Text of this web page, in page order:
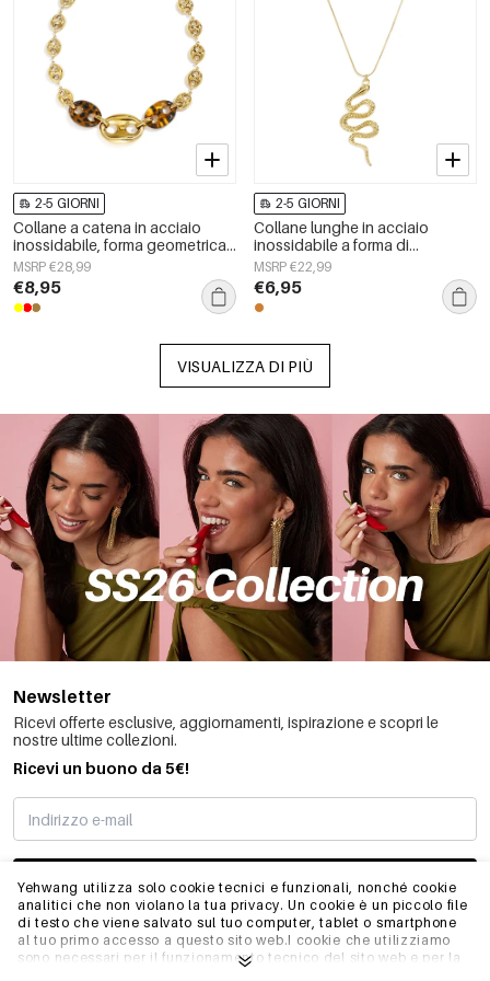
Yehwang utilizza solo cookie tecnici e funzionali, nonché cookie
analitici che non violano la tua privacy. Un cookie è un piccolo file
di testo che viene salvato sul tuo computer, tablet o smartphone
al tuo primo accesso a questo sito web.I cookie che utilizziamo
sono necessari per il funzionamento tecnico del sito web e per la
2-5 GIORNI
Collane a catena in acciaio
inossidabile, forma geometrica,
semplici, serie &quot;Daily
Simple&quot;, gioielli da donna
MSRP €28,99
€8,95
2-5 GIORNI
Collane lunghe in acciaio
inossidabile a forma di
serpente, semplici, della serie
Simple Daily, gioielli da donna
MSRP €22,99
€6,95
VISUALIZZA DI PIÙ
Newsletter
Ricevi offerte esclusive, aggiornamenti, ispirazione e scopri le
nostre ultime collezioni.
Ricevi un buono da 5€!
MI STO REGISTRANDO
INFO